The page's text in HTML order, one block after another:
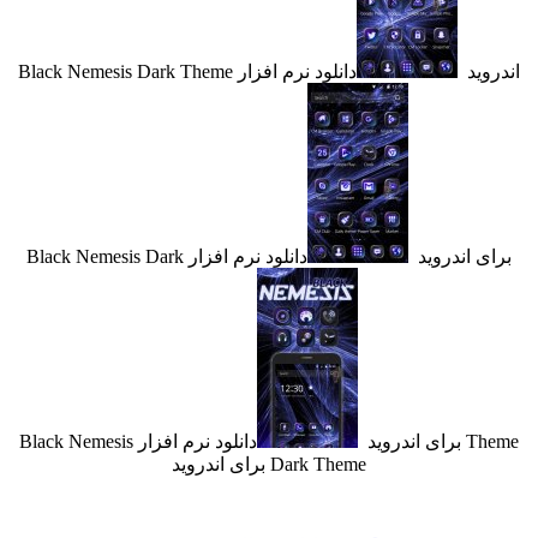
دانلود نرم افزار Black Nemesis Dark Theme
اندروید دانلود نرم افزار Black Nemesis Dark
دانلود نرم افزار Black Nemesis
Dark Theme برای اندروید